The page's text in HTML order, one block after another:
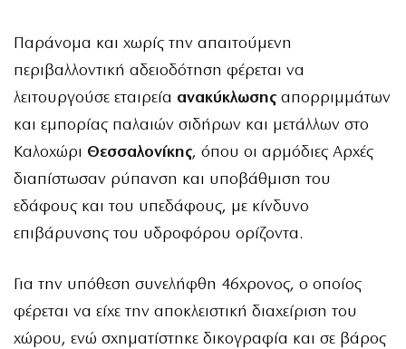
Παράνομα και χωρίς την απαιτούμενη
περιβαλλοντική αδειοδότηση φέρεται να
λειτουργούσε εταιρεία ανακύκλωσης απορριμμάτων
και εμπορίας παλαιών σιδήρων και μετάλλων στο
Καλοχώρι Θεσσαλονίκης, όπου οι αρμόδιες Αρχές
διαπίστωσαν ρύπανση και υποβάθμιση του
εδάφους και του υπεδάφους, με κίνδυνο
επιβάρυνσης του υδροφόρου ορίζοντα.
Για την υπόθεση συνελήφθη 46χρονος, ο οποίος
φέρεται να είχε την αποκλειστική διαχείριση του
χώρου, ενώ σχηματίστηκε δικογραφία και σε βάρος